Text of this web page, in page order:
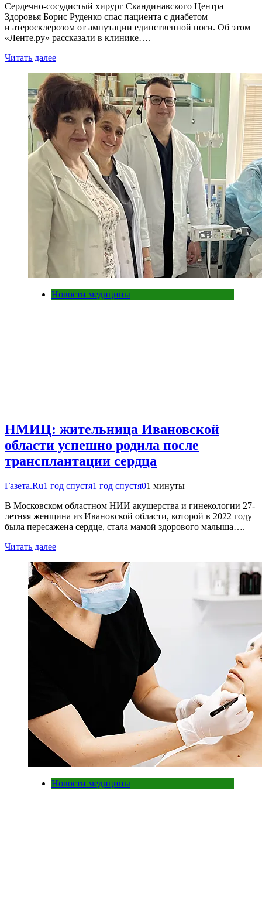
Сердечно-сосудистый хирург Скандинавского Центра
Здоровья Борис Руденко спас пациента с диабетом
и атеросклерозом от ампутации единственной ноги. Об этом
«Ленте.ру» рассказали в клинике….
Читать далее
Новости медицины
НМИЦ: жительница Ивановской
области успешно родила после
трансплантации сердца
Газета.Ru1 год спустя1 год спустя01 минуты
В Московском областном НИИ акушерства и гинекологии 27-
летняя женщина из Ивановской области, которой в 2022 году
была пересажена сердце, стала мамой здорового малыша….
Читать далее
Новости медицины